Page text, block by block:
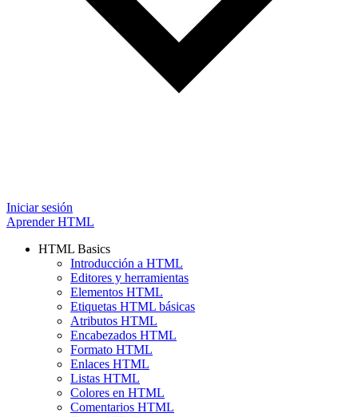
Iniciar sesión
Aprender HTML
HTML Basics
Introducción a HTML
Editores y herramientas
Elementos HTML
Etiquetas HTML básicas
Atributos HTML
Encabezados HTML
Formato HTML
Enlaces HTML
Listas HTML
Colores en HTML
Comentarios HTML